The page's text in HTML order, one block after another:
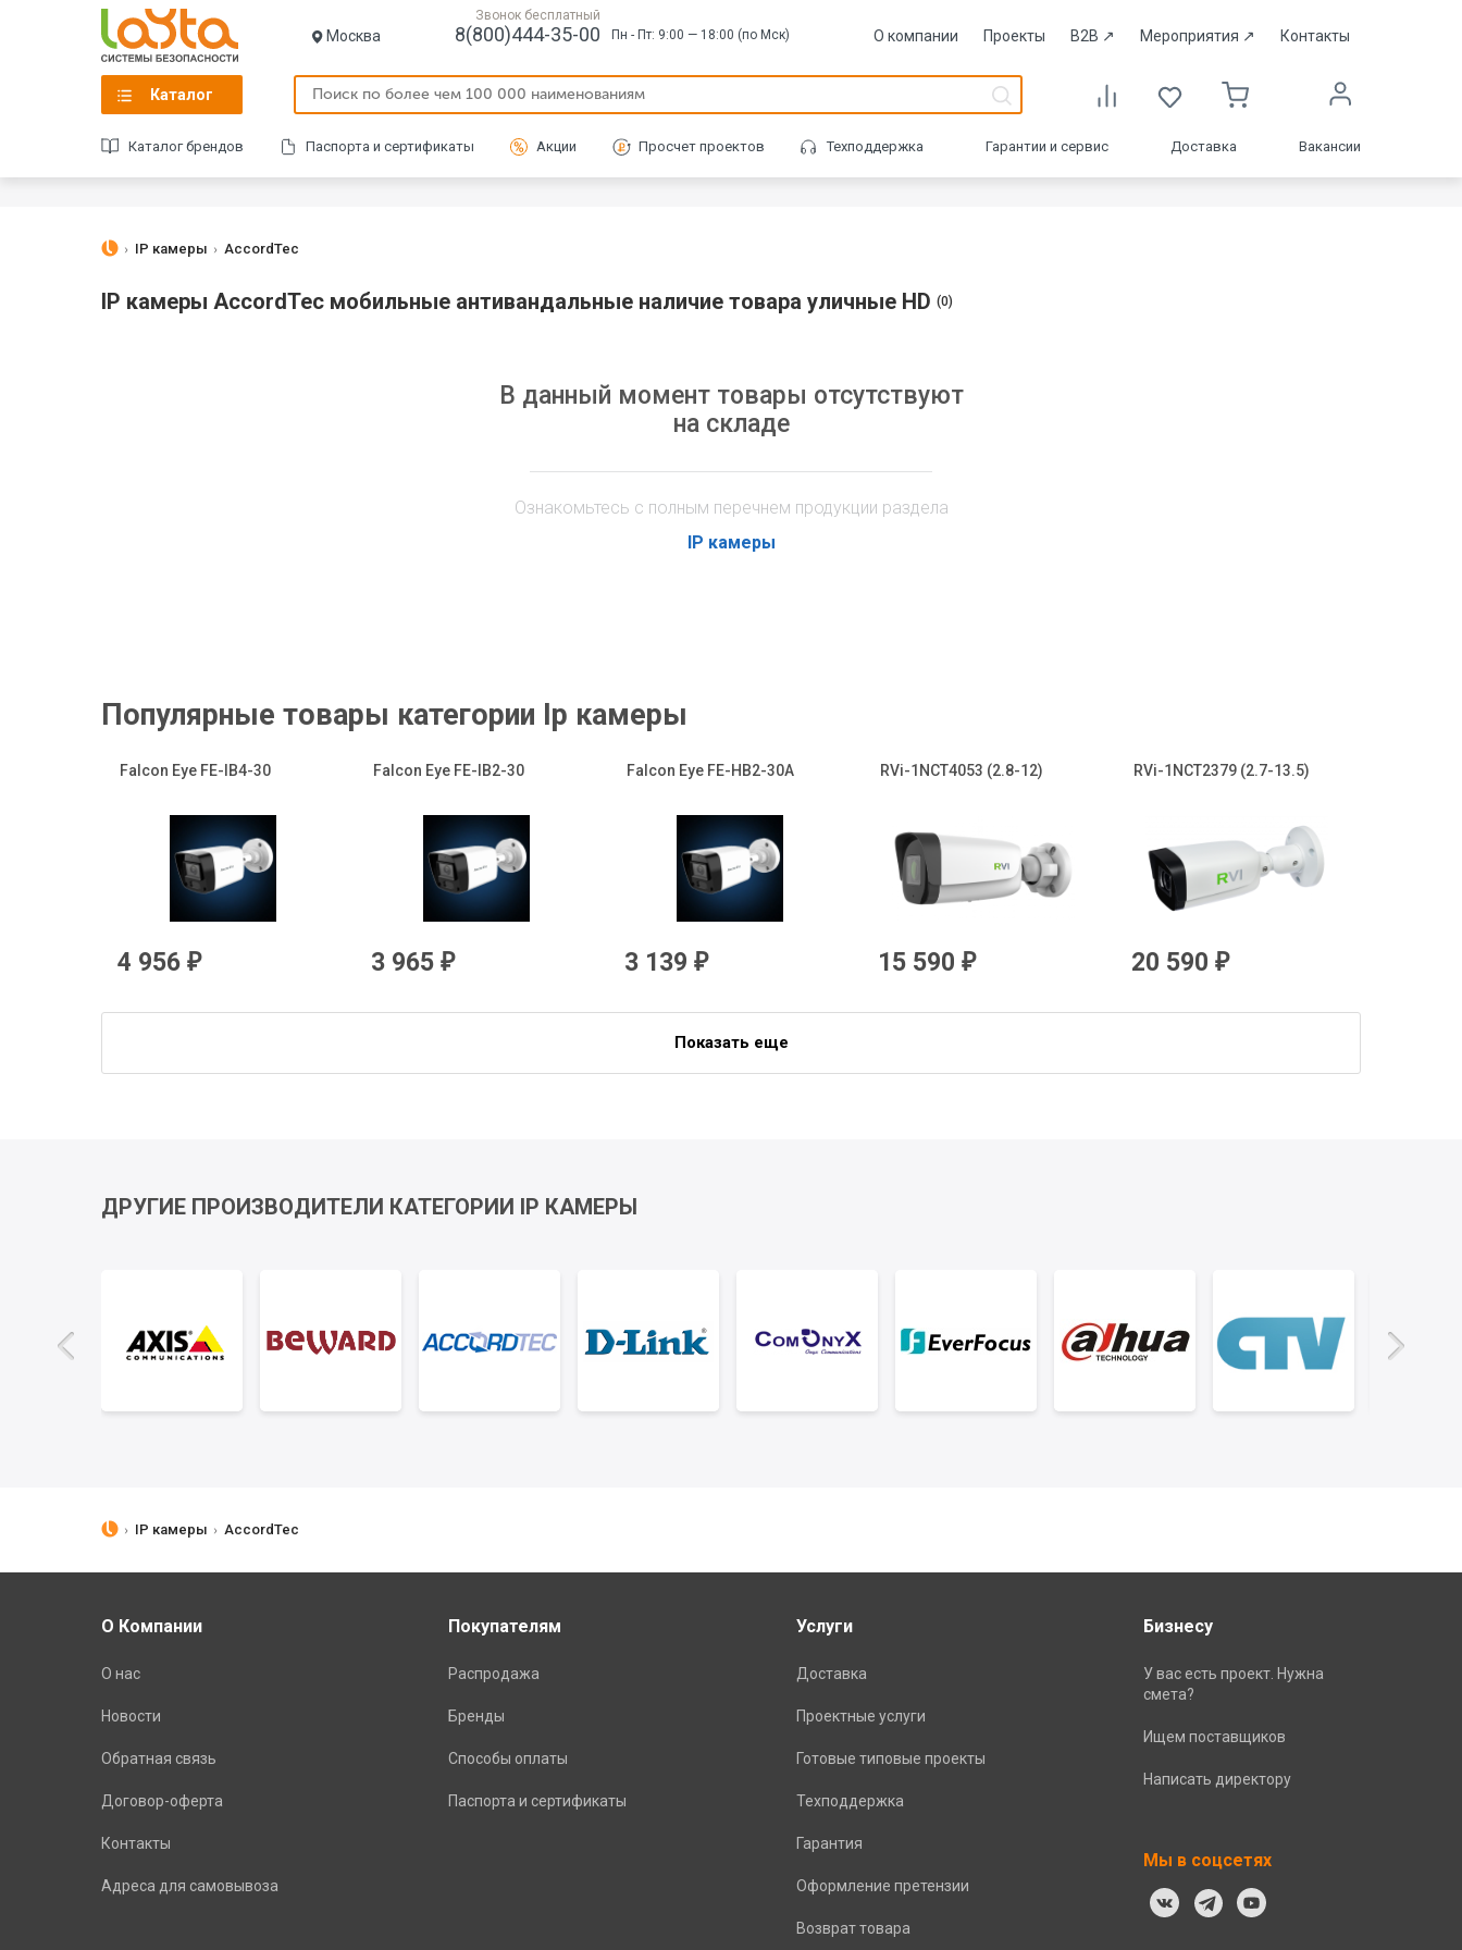
Москва
Звонок бесплатный
8(800)444-35-00 Пн - Пт: 9:00 — 18:00 (по Мск) О компании Проекты B2B ↗ Мероприятия ↗ Контакты
Каталог
Каталог брендов Паспорта и сертификаты Акции Просчет проектов Техподдержка Гарантии и сервис Доставка Вакансии
IP камеры AccordTec
IP камеры AccordTec мобильные антивандальные наличие товара уличные HD (0)
В данный момент товары отсутствуют
на складе
Ознакомьтесь с полным перечнем продукции раздела
IP камеры
Популярные товары категории Ip камеры
Falcon Eye FE-IB4-30
4 956 ₽
Falcon Eye FE-IB2-30
3 965 ₽
Falcon Eye FE-HB2-30A
3 139 ₽
RVi-1NCT4053 (2.8-12)
15 590 ₽
RVi-1NCT2379 (2.7-13.5)
20 590 ₽
Показать еще
ДРУГИЕ ПРОИЗВОДИТЕЛИ КАТЕГОРИИ IP КАМЕРЫ
IP камеры AccordTec
О Компании
О нас
Новости
Обратная связь
Договор-оферта
Контакты
Адреса для самовывоза
Покупателям
Распродажа
Бренды
Способы оплаты
Паспорта и сертификаты
Услуги
Доставка
Проектные услуги
Готовые типовые проекты
Техподдержка
Гарантия
Оформление претензии
Возврат товара
Бизнесу
У вас есть проект. Нужна
смета?
Ищем поставщиков
Написать директору
Мы в соцсетях